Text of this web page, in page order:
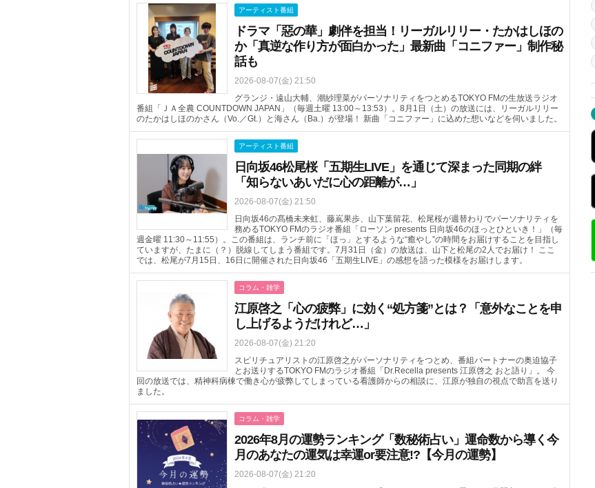
アーティスト番組
ドラマ「惡の華」劇伴を担当！リーガルリリー・たかはしほの
か「真逆な作り方が面白かった」最新曲「コニファー」制作秘
話も
2026-08-07(金) 21:50
グランジ・遠山大輔、潮紗理菜がパーソナリティをつとめるTOKYO FMの生放送ラジオ
番組「ＪＡ全農 COUNTDOWN JAPAN」（毎週土曜 13:00～13:53）。8月1日（土）の放送には、リーガルリリー
のたかはしほのかさん（Vo.／Gt.）と海さん（Ba.）が登場！ 新曲「コニファー」に込めた想いなどを伺いました。
アーティスト番組
日向坂46松尾桜「五期生LIVE」を通じて深まった同期の絆
「知らないあいだに心の距離が…」
2026-08-07(金) 21:50
日向坂46の髙橋未来虹、藤嶌果歩、山下葉留花、松尾桜が週替わりでパーソナリティを
務めるTOKYO FMのラジオ番組「ローソン presents 日向坂46のほっとひといき！」（毎
週金曜 11:30～11:55）。この番組は、ランチ前に「ほっ」とするような“癒やし”の時間をお届けすることを目指し
ていますが、たまに（？）脱線してしまう番組です。7月31日（金）の放送は、山下と松尾の2人でお届け！ ここ
では、松尾が7月15日、16日に開催された日向坂46「五期生LIVE」の感想を語った模様をお届けします。
コラム・雑学
江原啓之「心の疲弊」に効く“処方箋”とは？「意外なことを申
し上げるようだけれど…」
2026-08-07(金) 21:20
スピリチュアリストの江原啓之がパーソナリティをつとめ、番組パートナーの奥迫協子
とお送りするTOKYO FMのラジオ番組「Dr.Recella presents 江原啓之 おと語り」。 今
回の放送では、精神科病棟で働き心が疲弊してしまっている看護師からの相談に、江原が独自の視点で助言を送り
ました。
コラム・雑学
2026年8月の運勢ランキング「数秘術占い」運命数から導く今
月のあなたの運気は幸運or要注意!?【今月の運勢】
2026-08-07(金) 21:20